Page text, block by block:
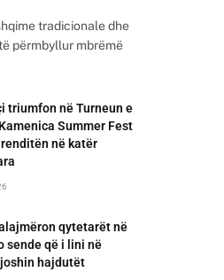
tradicionale dhe
përmbyllur mbrëmë
triumfon në Turneun e
Summer Fest
në katër
qytetarët në
sende që i lini në
hajdutët